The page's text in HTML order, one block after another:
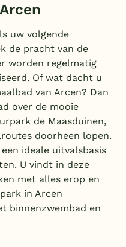
uw volgende
de pracht van de
worden regelmatig
Of wat dacht u
van Arcen? Dan
over de mooie
de Maasduinen,
doorheen lopen.
ideale uitvalsbasis
U vindt in deze
met alles erop en
in Arcen
binnenzwembad en